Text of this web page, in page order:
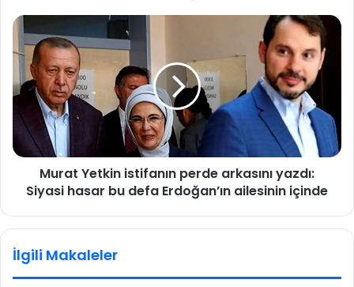
n
s
m
i
:
e
M
r
t
k
Murat Yetkin istifanın perde arkasını yazdı:
Siyasi hasar bu defa Erdoğan’ın ailesinin içinde
İlgili Makaleler